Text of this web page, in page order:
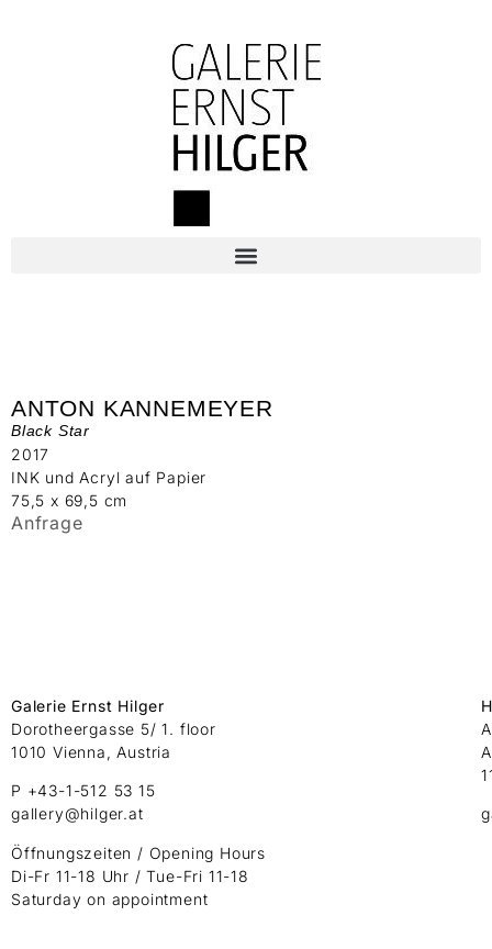
ANTON KANNEMEYER
Black Star
2017
INK und Acryl auf Papier
75,5 x 69,5 cm
Anfrage
Galerie Ernst Hilger
Dorotheergasse 5/ 1. floor
1010 Vienna, Austria
P +43-1-512 53 15
gallery@hilger.at
Öffnungszeiten / Opening Hours
Di-Fr 11-18 Uhr / Tue-Fri 11-18
Saturday on appointment